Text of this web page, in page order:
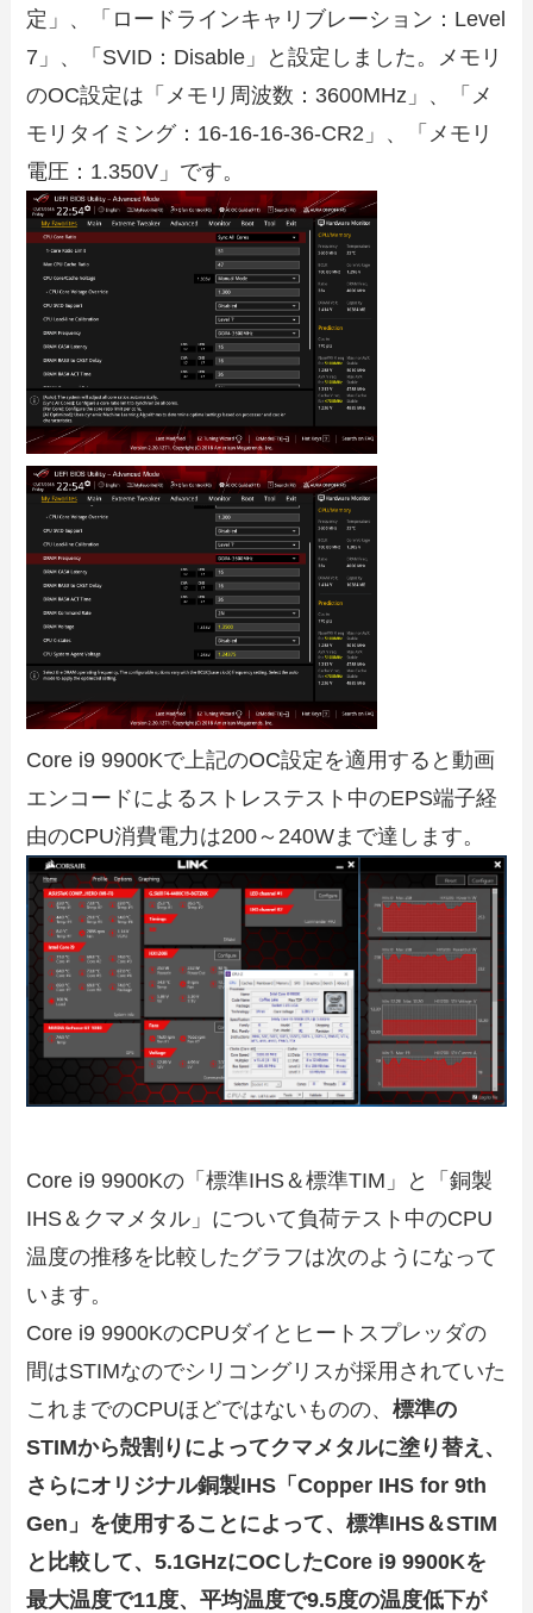
定」、「ロードラインキャリブレーション：Level
7」、「SVID：Disable」と設定しました。メモリ
のOC設定は「メモリ周波数：3600MHz」、「メ
モリタイミング：16-16-16-36-CR2」、「メモリ
電圧：1.350V」です。
Core i9 9900Kで上記のOC設定を適用すると動画
エンコードによるストレステスト中のEPS端子経
由のCPU消費電力は200～240Wまで達します。
Core i9 9900Kの「標準IHS＆標準TIM」と「銅製
IHS＆クマメタル」について負荷テスト中のCPU
温度の推移を比較したグラフは次のようになって
います。
Core i9 9900KのCPUダイとヒートスプレッダの
間はSTIMなのでシリコングリスが採用されていた
これまでのCPUほどではないものの、標準の
STIMから殻割りによってクマメタルに塗り替え、
さらにオリジナル銅製IHS「Copper IHS for 9th
Gen」を使用することによって、標準IHS＆STIM
と比較して、5.1GHzにOCしたCore i9 9900Kを
最大温度で11度、平均温度で9.5度の温度低下が